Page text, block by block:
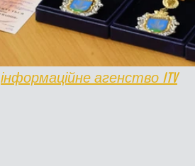
інформаційне агенство ITV